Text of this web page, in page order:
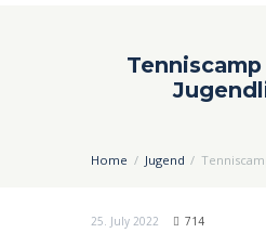
Home Jugend
25. July 2022 714